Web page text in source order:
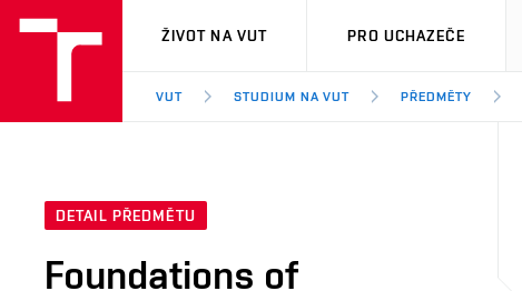
VUT
ŽIVOT NA VUT PRO UCHAZEČE
VUT STUDIUM NA VUT PŘEDMĚTY
DETAIL PŘEDMĚTU
Foundations of